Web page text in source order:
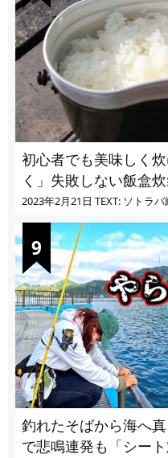
初心者でも美味しく
く」失敗しない飯盒
2023年2月21日 TEXT: ソトラ
釣れたそばから海へ
で悲鳴連発も「シー